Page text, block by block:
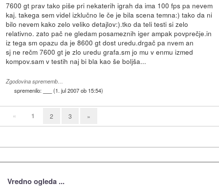
7600 gt prav tako piše pri nekaterih igrah da ima 100 fps pa nevem
kaj. takega sem videl izklučno le če je bila scena temna:) tako da ni
bilo nevem kako zelo veliko detajlov:).tko da teli testi si zelo
relativno. zato pač ne gledam posameznih iger ampak povprečje.in
iz tega sm opazu da je 8600 gt dost uredu.drgač pa nvem an
sj ne rečm 7600 gt je zlo uredu grafa.sm jo mu v enmu izmed
kompov.sam v testih naj bi bla kao še boljša...
Zgodovina sprememb…
spremenilo: (1. jul 2007 ob 15:54)
« 1 2 3 »
Vredno ogleda ...